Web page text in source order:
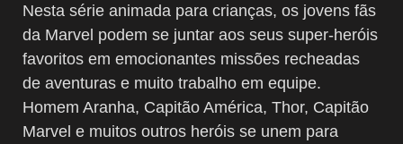
Nesta série animada para crianças, os jovens fãs
da Marvel podem se juntar aos seus super-heróis
favoritos em emocionantes missões recheadas
de aventuras e muito trabalho em equipe.
Homem Aranha, Capitão América, Thor, Capitão
Marvel e muitos outros heróis se unem para